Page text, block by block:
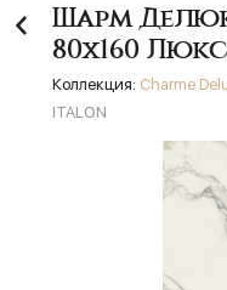
Шарм
80х160 Люкс
Коллекция: Charme
ITALON